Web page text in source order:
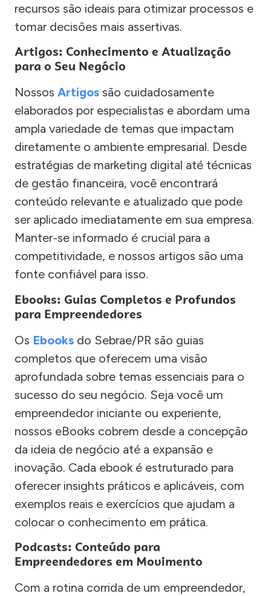
recursos são ideais para otimizar processos e
tomar decisões mais assertivas.
Artigos: Conhecimento e Atualização
para o Seu Negócio
Nossos Artigos são cuidadosamente
elaborados por especialistas e abordam uma
ampla variedade de temas que impactam
diretamente o ambiente empresarial. Desde
estratégias de marketing digital até técnicas
de gestão financeira, você encontrará
conteúdo relevante e atualizado que pode
ser aplicado imediatamente em sua empresa.
Manter-se informado é crucial para a
competitividade, e nossos artigos são uma
fonte confiável para isso.
Ebooks: Guias Completos e Profundos
para Empreendedores
Os Ebooks do Sebrae/PR são guias
completos que oferecem uma visão
aprofundada sobre temas essenciais para o
sucesso do seu negócio. Seja você um
empreendedor iniciante ou experiente,
nossos eBooks cobrem desde a concepção
da ideia de negócio até a expansão e
inovação. Cada ebook é estruturado para
oferecer insights práticos e aplicáveis, com
exemplos reais e exercícios que ajudam a
colocar o conhecimento em prática.
Podcasts: Conteúdo para
Empreendedores em Movimento
Com a rotina corrida de um empreendedor,